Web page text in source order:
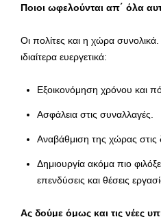
Ποιοι ωφελούνται απ΄ όλα
Οι πολίτες και η χώρα
ιδιαίτερα ευεργετικά:
Εξοικονόμηση χρόνου και
Ασφάλεια στις συναλλαγές.
Αναβάθμιση της χώρας στις
Δημιουργία ακόμα πιο
επενδύσεις και θέσεις
Ας δούμε όμως και τις νέες